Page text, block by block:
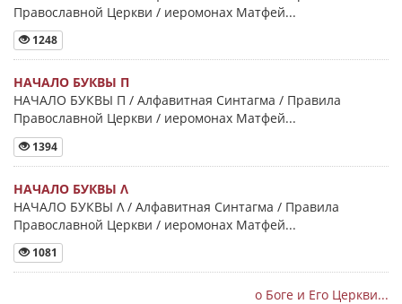
Православной Церкви / иеромонах Матфей...
1248
НАЧАЛО БУКВЫ Π
НАЧАЛО БУКВЫ Π / Алфавитная Синтагма / Правила
Православной Церкви / иеромонах Матфей...
1394
НАЧАЛО БУКВЫ Λ
НАЧАЛО БУКВЫ Λ / Алфавитная Синтагма / Правила
Православной Церкви / иеромонах Матфей...
1081
о Боге и Его Церкви...